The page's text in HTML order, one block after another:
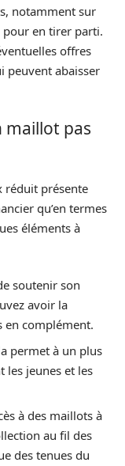
notamment sur
pour en tirer parti.
offres
peuvent abaisser
maillot pas
réduit présente
qu’en termes
éléments à
soutenir son
avoir la
en complément.
permet à un plus
les jeunes et les
à des maillots à
au fil des
des tenues du